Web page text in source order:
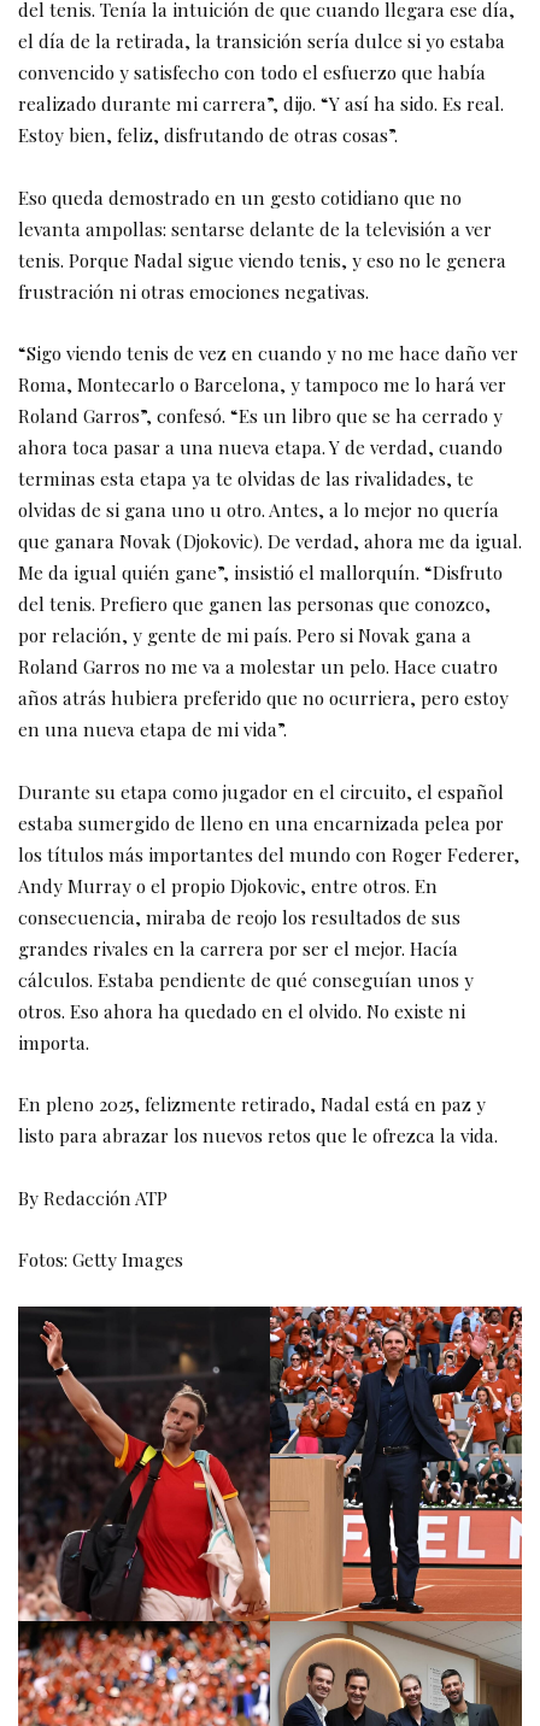
del tenis. Tenía la intuición de que cuando llegara ese día,
el día de la retirada, la transición sería dulce si yo estaba
convencido y satisfecho con todo el esfuerzo que había
realizado durante mi carrera”, dijo. “Y así ha sido. Es real.
Estoy bien, feliz, disfrutando de otras cosas”.
Eso queda demostrado en un gesto cotidiano que no
levanta ampollas: sentarse delante de la televisión a ver
tenis. Porque Nadal sigue viendo tenis, y eso no le genera
frustración ni otras emociones negativas.
“Sigo viendo tenis de vez en cuando y no me hace daño ver
Roma, Montecarlo o Barcelona, y tampoco me lo hará ver
Roland Garros”, confesó. “Es un libro que se ha cerrado y
ahora toca pasar a una nueva etapa. Y de verdad, cuando
terminas esta etapa ya te olvidas de las rivalidades, te
olvidas de si gana uno u otro. Antes, a lo mejor no quería
que ganara Novak (Djokovic). De verdad, ahora me da igual.
Me da igual quién gane”, insistió el mallorquín. “Disfruto
del tenis. Prefiero que ganen las personas que conozco,
por relación, y gente de mi país. Pero si Novak gana a
Roland Garros no me va a molestar un pelo. Hace cuatro
años atrás hubiera preferido que no ocurriera, pero estoy
en una nueva etapa de mi vida”.
Durante su etapa como jugador en el circuito, el español
estaba sumergido de lleno en una encarnizada pelea por
los títulos más importantes del mundo con Roger Federer,
Andy Murray o el propio Djokovic, entre otros. En
consecuencia, miraba de reojo los resultados de sus
grandes rivales en la carrera por ser el mejor. Hacía
cálculos. Estaba pendiente de qué conseguían unos y
otros. Eso ahora ha quedado en el olvido. No existe ni
importa.
En pleno 2025, felizmente retirado, Nadal está en paz y
listo para abrazar los nuevos retos que le ofrezca la vida.
By Redacción ATP
Fotos: Getty Images